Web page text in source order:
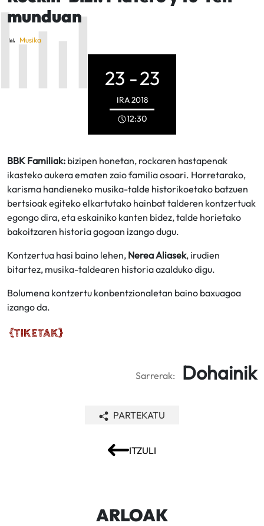
munduan
Musika
23 -23
IRA2018
12:30
BBK Familiak: bizipen honetan, rockaren hastapenak
ikasteko aukera ematen zaio familia osoari. Horretarako,
karisma handieneko musika-talde historikoetako batzuen
bertsioak egiteko elkartutako hainbat talderen kontzertuak
egongo dira, eta eskainiko kanten bidez, talde horietako
bakoitzaren historia gogoan izango dugu.
Kontzertua hasi baino lehen, Nerea Aliasek, irudien
bitartez, musika-taldearen historia azalduko digu.
Bolumena kontzertu konbentzionaletan baino baxuagoa
izango da.
Sarrerak: Dohainik
ITZULI
PARTEKATU
ARLOAK